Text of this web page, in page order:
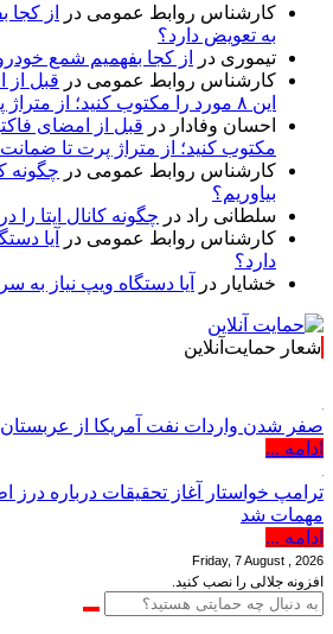
کارشناس روابط عمومی در
از کجا
به تعویض دارد؟
تیموری در
از کجا بفهمیم شمع
کارشناس روابط عمومی در قبل از
این ۸ مورد را مکتوب کنید؛ از متراژ پرت تا ضمانت نصب
احسان وفادار در
مکتوب کنید؛ از متراژ پرت تا
کارشناس روابط عمومی در چگونه
بیاوریم؟
سلطانی راد در چگونه کانال ایتا را
کارشناس روابط عمومی در
آیا
دارد؟
خشایار در آیا دستگاه ویپ نیاز به
شعار حمایت‌آنلاین
صفر شدن واردات نفت آمریکا از
ادامه ...
ترامپ خواستار آغاز تحقیقات درباره درز
مهمات شد
ادامه ...
Friday, 7 August , 2026
افزونه جلالی را نصب کنید.